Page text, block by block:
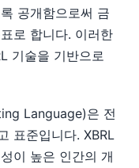
공개함으로써 금
로 합니다. 이러한
기술을 기반으로
Language)은 전
표준입니다. XBRL
이 높은 인간의 개